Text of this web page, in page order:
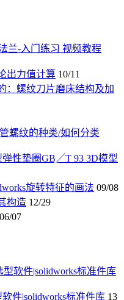
兰-入门练习 视频教程
出力值计算 10/11
：螺纹刀片磨床结构及加
螺纹的种类/如何分类
弹性垫圈GB╱T 93 3D模型
旋转特征的画法 09/08
构造 12/29
06/07
软件|solidworks标准件库
件|solidworks标准件库 13